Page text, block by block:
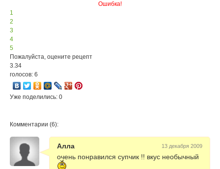
Ошибка!
1
2
3
4
5
Пожалуйста, оцените рецепт
3.34
голосов: 6
Уже поделились: 0
Комментарии (6):
Алла 13 декабря 2009
очень понравился супчик !! вкус необычный